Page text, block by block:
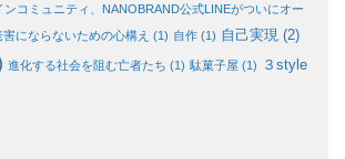
コミュニティ、NANOBRAND公式LINEがついにオー
害にならないための心構え (1) 自作 (1) 自己実現 (2)
進化する社会を阻む亡者たち (1) 駄菓子屋 (1)
３style